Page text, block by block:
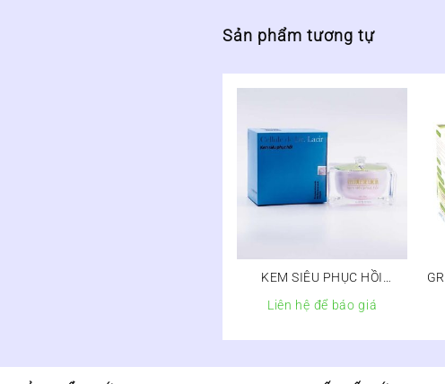
Sản phẩm tương tự
KEM SIÊU PHỤC HỒI
CELLULE DE LACIR
Liên hệ để báo giá